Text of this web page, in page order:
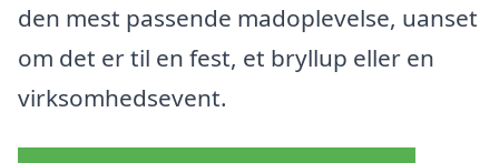
den mest passende madoplevelse, uanset
om det er til en fest, et bryllup eller en
virksomhedsevent.